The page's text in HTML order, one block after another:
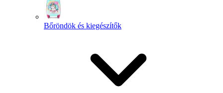
Bőröndök és kiegészítők